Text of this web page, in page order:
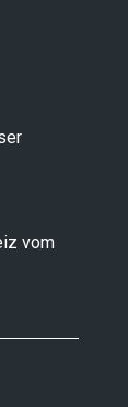
vom